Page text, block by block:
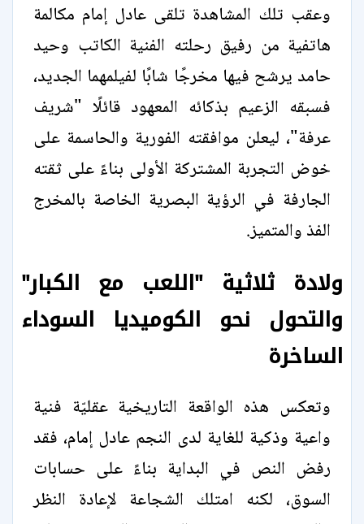
وعقب تلك المشاهدة تلقى عادل إمام مكالمة
هاتفية من رفيق رحلته الفنية الكاتب وحيد
حامد يرشح فيها مخرجًا شابًا لفيلمهما الجديد،
فسبقه الزعيم بذكائه المعهود قائلًا "شريف
عرفة"، ليعلن موافقته الفورية والحاسمة على
خوض التجربة المشتركة الأولى بناءً على ثقته
الجارفة في الرؤية البصرية الخاصة بالمخرج
الفذ والمتميز.
ولادة ثلاثية "اللعب مع الكبار"
والتحول نحو الكوميديا السوداء
الساخرة
وتعكس هذه الواقعة التاريخية عقليّة فنية
واعية وذكية للغاية لدى النجم عادل إمام، فقد
رفض النص في البداية بناءً على حسابات
السوق، لكنه امتلك الشجاعة لإعادة النظر